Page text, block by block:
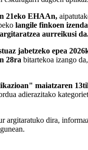
21eko EHAAn,
langile finkoen
aurreikusi
jabetzeko epea
28ra bitartekoa izango
maiatzaren
adierazitako
argitaratuko dira,